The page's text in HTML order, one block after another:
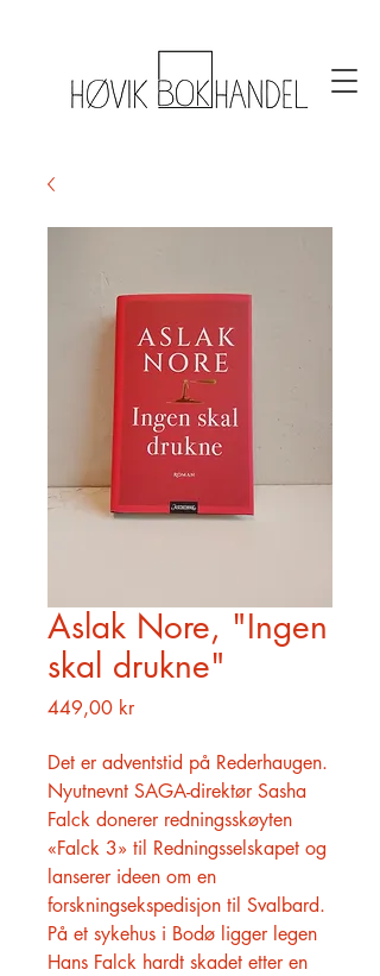
Aslak Nore, "Ingen
skal drukne"
449,00 krPris
Det er adventstid på Rederhaugen.
Nyutnevnt SAGA-direktør Sasha
Falck donerer redningsskøyten
«Falck 3» til Redningsselskapet og
lanserer ideen om en
forskningsekspedisjon til Svalbard.
På et sykehus i Bodø ligger legen
Hans Falck hardt skadet etter en